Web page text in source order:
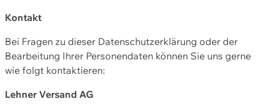
Kontakt
Bei Fragen zu dieser Datenschutzerklärung oder der
Bearbeitung Ihrer Personendaten können Sie uns gerne
wie folgt kontaktieren:
Lehner Versand AG